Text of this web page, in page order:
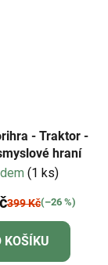
- Traktor -
hraní
(1 ks)
399 Kč(–26 %)
KOŠÍKU